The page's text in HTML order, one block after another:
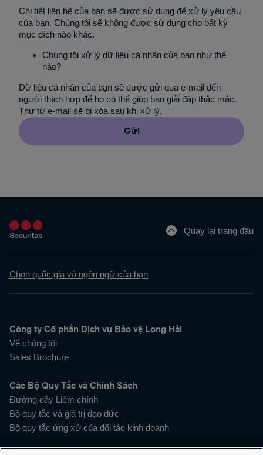
Chi tiết liên hệ của bạn sẽ được sử dụng để xử lý yêu cầu
của bạn. Chúng tôi sẽ không được sử dụng cho bất kỳ
mục đích nào khác.
Chúng tôi xử lý dữ liệu cá nhân của bạn như thế
nào?
Dữ liệu cá nhân của bạn sẽ được gửi qua e-mail đến
người thích hợp để họ có thể giúp bạn giải đáp thắc mắc.
Thư từ e-mail sẽ bị xóa sau khi xử lý.
Gửi
Quay lại trang đầu
Chọn quốc gia và ngôn ngữ của bạn
Công ty Cổ phần Dịch vụ Bảo vệ Long Hải
Về chúng tôi
Sales Brochure
Các Bộ Quy Tắc và Chính Sách
Đường dây Liêm chính
Bộ quy tắc và giá trị đạo đức
Bộ quy tắc ứng xử của đối tác kinh doanh